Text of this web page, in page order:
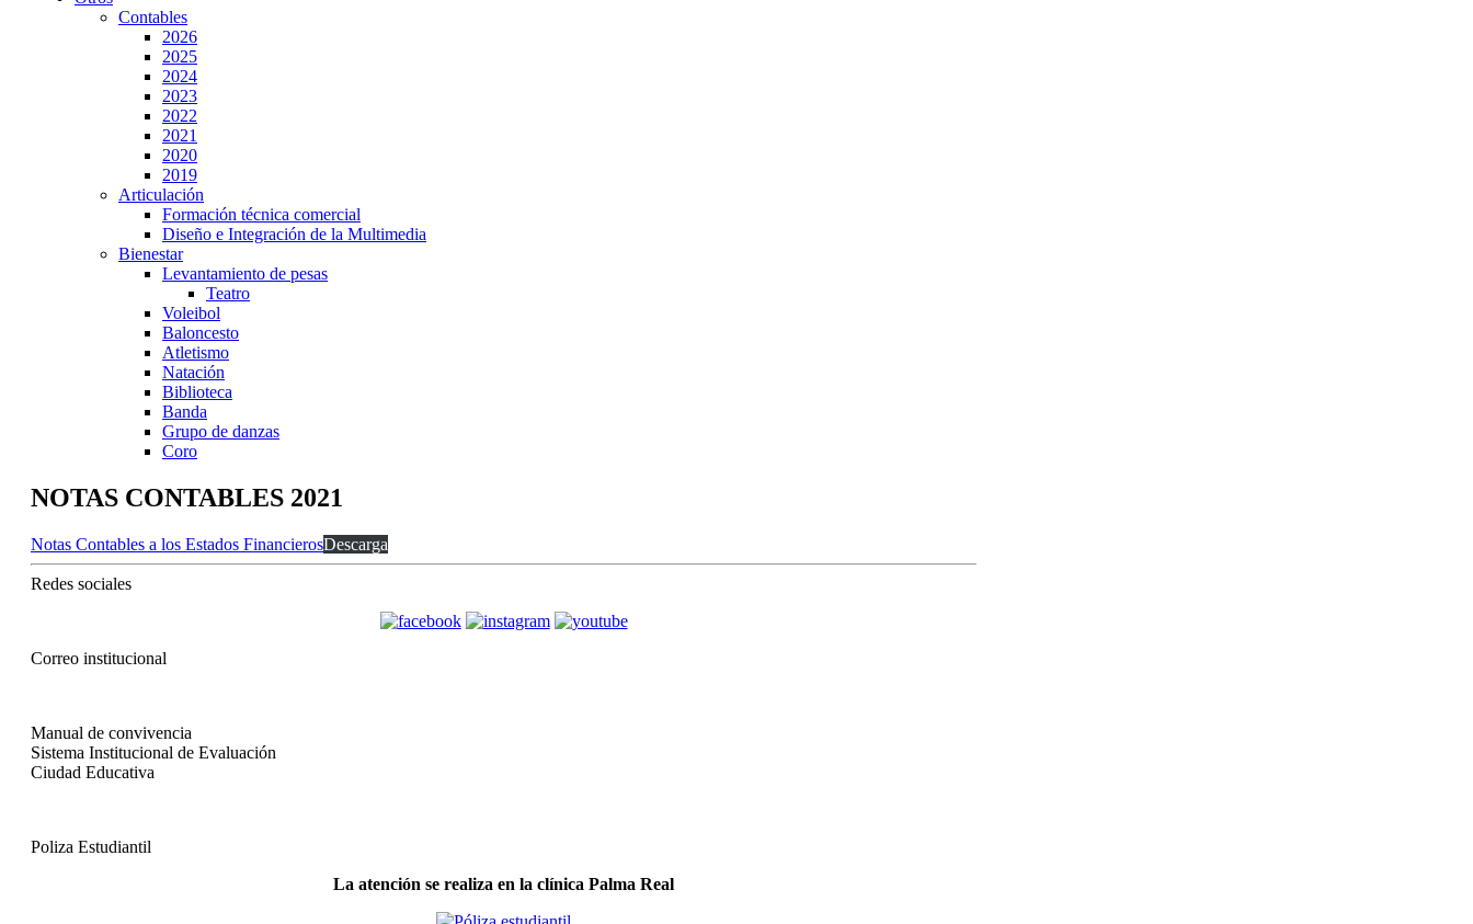
Contables
2026
2025
2024
2023
2022
2021
2020
2019
Articulación
Formación técnica comercial
Diseño e Integración de la Multimedia
Bienestar
Levantamiento de pesas
Teatro
Voleibol
Baloncesto
Atletismo
Natación
Biblioteca
Banda
Grupo de danzas
Coro
NOTAS CONTABLES 2021
Notas Contables a los Estados FinancierosDescarga
Redes sociales
Correo institucional
Manual de convivencia
Sistema Institucional de Evaluación
Ciudad Educativa
Poliza Estudiantil
La atención se realiza en la clínica Palma Real